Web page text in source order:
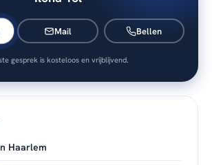
Mail Bellen
gesprek is kosteloos en vrijblijvend.
Haarlem